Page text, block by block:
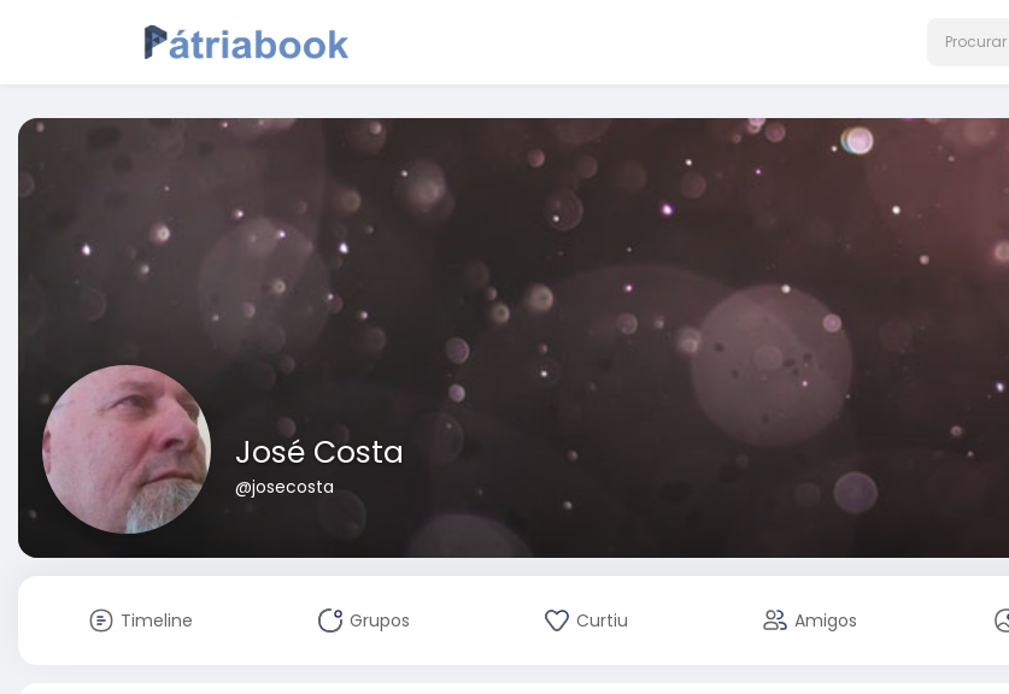
José Costa
@josecosta
Timeline Grupos Curtiu Amigos